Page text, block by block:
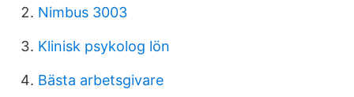
Nimbus 3003
Klinisk psykolog lön
Bästa arbetsgivare